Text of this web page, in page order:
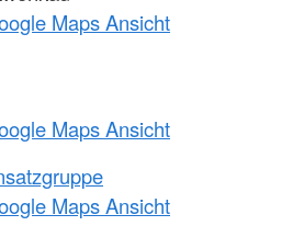
Maps Ansicht
Maps Ansicht
Maps Ansicht